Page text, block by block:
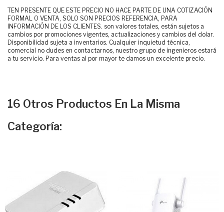
TEN PRESENTE QUE ESTE PRECIO NO HACE PARTE DE UNA COTIZACIÓN
FORMAL O VENTA, SOLO SON PRECIOS REFERENCIA, PARA
INFORMACIÓN DE LOS CLIENTES. son valores totales, están sujetos a
cambios por promociones vigentes, actualizaciones y cambios del dolar.
Disponibilidad sujeta a inventarios. Cualquier inquietud técnica,
comercial no dudes en contactarnos, nuestro grupo de ingenieros estará
a tu servicio. Para ventas al por mayor te damos un excelente precio.
16 Otros Productos En La Misma
Categoría: